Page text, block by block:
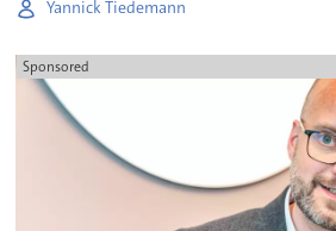
Yannick Tiedemann
Sponsored